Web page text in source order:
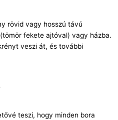
rövid vagy hosszú távú
fekete ajtóval) vagy házba.
veszi át, és további
teszi, hogy minden bora